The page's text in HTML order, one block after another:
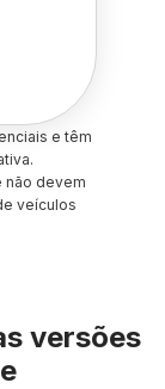
e têm
não devem
veículos
versões